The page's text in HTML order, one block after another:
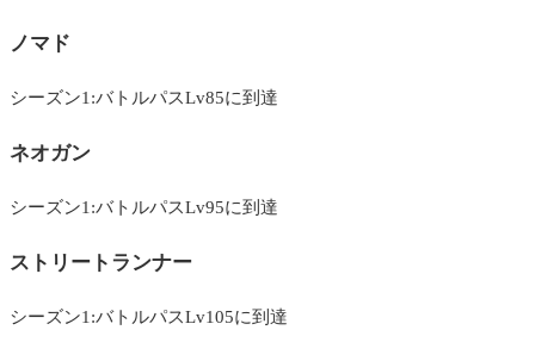
ノマド
シーズン1:バトルパスLv85に到達
ネオガン
シーズン1:バトルパスLv95に到達
ストリートランナー
シーズン1:バトルパスLv105に到達